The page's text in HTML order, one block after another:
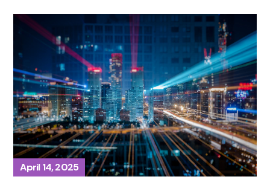
April 14, 2025